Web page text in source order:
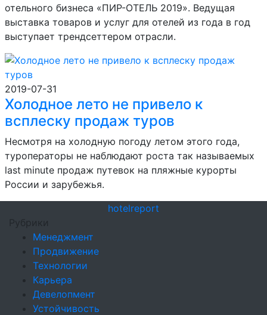
отельного бизнеса «ПИР-ОТЕЛЬ 2019». Ведущая
выставка товаров и услуг для отелей из года в год
выступает трендсеттером отрасли.
2019-07-31
Холодное лето не привело к
всплеску продаж туров
Несмотря на холодную погоду летом этого года,
туроператоры не наблюдают роста так называемых
last minute продаж путевок на пляжные курорты
России и зарубежья.
hotelreport
Рубрики
Менеджмент
Продвижение
Технологии
Карьера
Девелопмент
Устойчивость